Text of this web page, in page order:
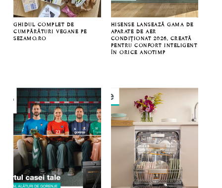
GHIDUL COMPLET DE
CUMPĂRĂTURI VEGANE PE
SEZAMO.RO
HISENSE LANSEAZĂ GAMA DE
APARATE DE AER
CONDIȚIONAT 2026, CREATĂ
PENTRU CONFORT INTELIGENT
ÎN ORICE ANOTIMP